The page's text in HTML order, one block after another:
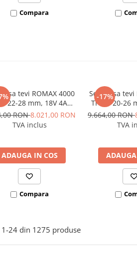
Compara
tevi ROMAX 4000
22-28 mm, 18V 4Ah
EU
RON8.021,00 RON
TVA inclus
ADAUGA IN COS
Compara
-17%
Set presa tevi
TH 16-20-26
9.664,00 RON
TVA
1-24 din 1275 produse